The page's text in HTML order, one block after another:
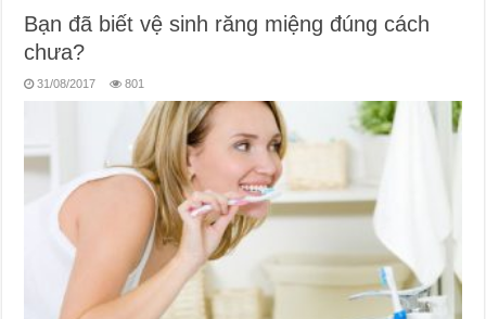
Bạn đã biết vệ sinh răng miệng đúng cách
chưa?
31/08/2017 801